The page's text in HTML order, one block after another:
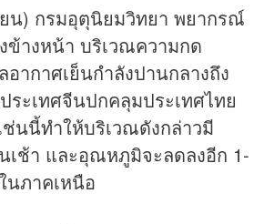
น) กรมอุตุนิยมวิทยา พยากรณ์
ข้างหน้า บริเวณความกด
ากาศเย็นกำลังปานกลางถึง
ระเทศจีนปกคลุมประเทศไทย
นนี้ทำให้บริเวณดังกล่าวมี
เช้า และอุณหภูมิจะลดลงอีก 1-
นภาคเหนือ